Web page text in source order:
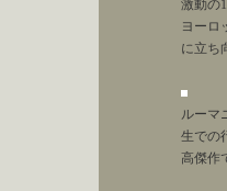
激動の
ヨーロ
に立ち
ルーマ
生での
高傑作